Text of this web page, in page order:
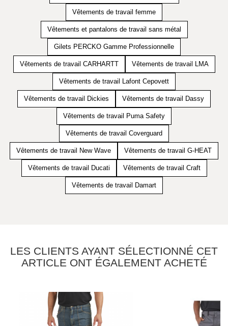
Vêtements de travail femme
Vêtements et pantalons de travail sans métal
Gilets PERCKO Gamme Professionnelle
Vêtements de travail CARHARTT Vêtements de travail LMA
Vêtements de travail Lafont Cepovett
Vêtements de travail Dickies Vêtements de travail Dassy
Vêtements de travail Puma Safety
Vêtements de travail Coverguard
Vêtements de travail New Wave Vêtements de travail G-HEAT
Vêtements de travail Ducati Vêtements de travail Craft
Vêtements de travail Damart
LES CLIENTS AYANT SÉLECTIONNÉ CET
ARTICLE ONT ÉGALEMENT ACHETÉ